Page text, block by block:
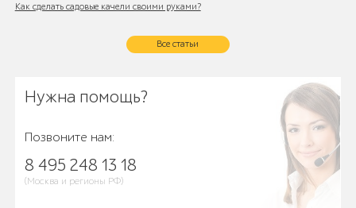
Как сделать садовые качели своими руками?
Все статьи
Нужна помощь?
Позвоните нам:
8 495 248 13 18
(Москва и регионы РФ)